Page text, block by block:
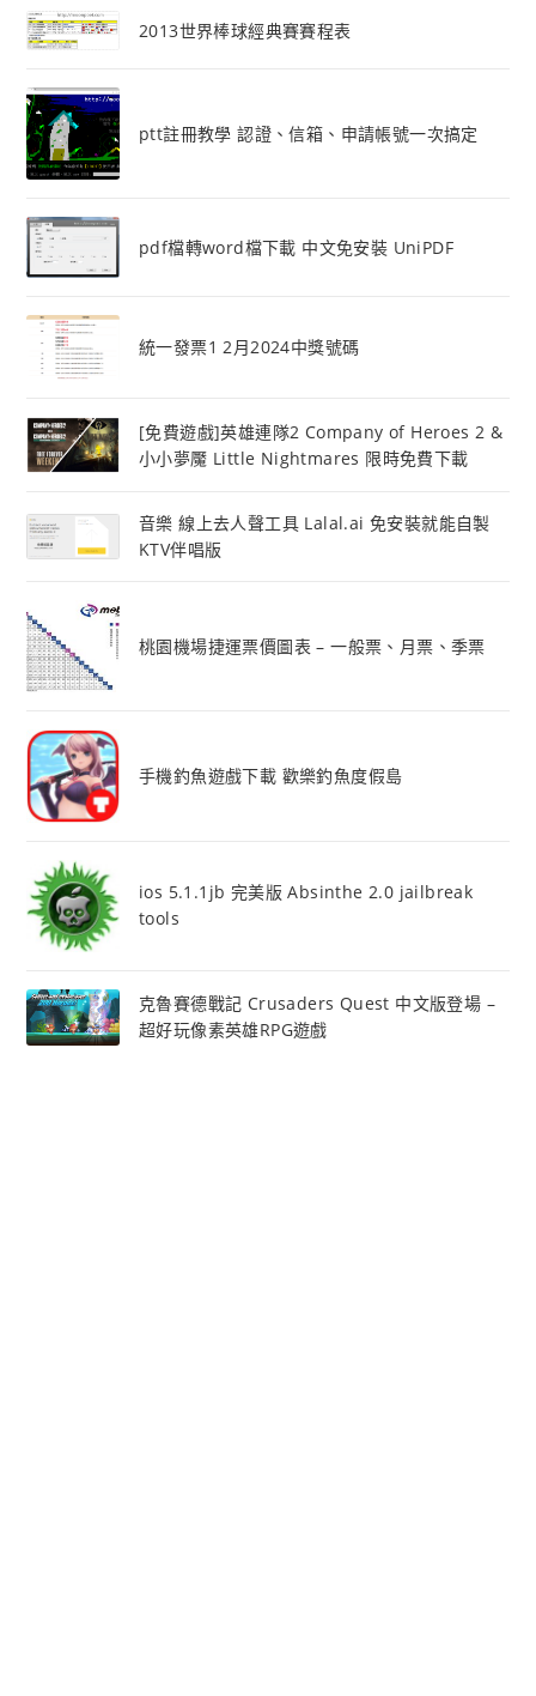
2013世界棒球經典賽賽程表
ptt註冊教學 認證、信箱、申請帳號一次搞定
pdf檔轉word檔下載 中文免安裝 UniPDF
統一發票1 2月2024中獎號碼
[免費遊戲]英雄連隊2 Company of Heroes 2 &
小小夢魘 Little Nightmares 限時免費下載
音樂 線上去人聲工具 Lalal.ai 免安裝就能自製
KTV伴唱版
桃園機場捷運票價圖表 – 一般票、月票、季票
手機釣魚遊戲下載 歡樂釣魚度假島
ios 5.1.1jb 完美版 Absinthe 2.0 jailbreak
tools
克魯賽德戰記 Crusaders Quest 中文版登場 –
超好玩像素英雄RPG遊戲